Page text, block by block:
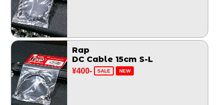
Rap
DC Cable 15cm S-L
¥400- SALE NEW